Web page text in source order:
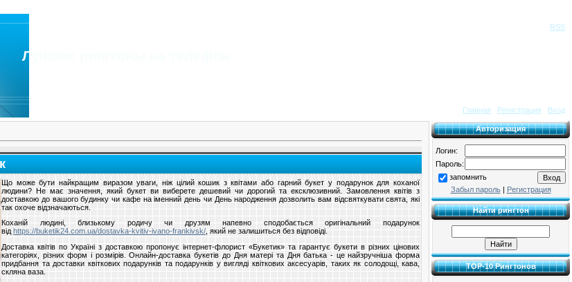
RSS
Лучшие рингтоны на телефон
Главная Регистрация Вход
Що може бути найкращим виразом уваги, ніж цілий кошик з квітами або гарний букет у подарунок для коханої
людини? Не має значення, який букет ви виберете дешевий чи дорогий та ексклюзивний. Замовлення квітів з
доставкою до вашого будинку чи кафе на іменний день чи День народження дозволить вам відсвяткувати свята, які
так охоче відзначаються.
Коханій людині, близькому родичу чи друзям напевно сподобається оригінальний подарунок
від https://buketik24.com.ua/dostavka-kvitiv-ivano-frankivsk/ , який не залишиться без відповіді.
Доставка квітів по Україні з доставкою пропонує інтернет-флорист «Букетик» та гарантує букети в різних цінових
категоріях, різних форм і розмірів. Онлайн-доставка букетів до Дня матері та Дня батька - це найзручніша форма
придбання та доставки квіткових подарунків та подарунків у вигляді квіткових аксесуарів, таких як солодощі, кава,
скляна ваза.
Авторизация
Логин:
Пароль:
запомнить
Забыл пароль| Регистрация
Найти рингтон
TOP-10 Рингтонов